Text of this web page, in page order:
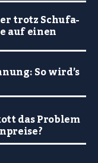
trotz Schufa-
auf einen
So wird’s
das Problem